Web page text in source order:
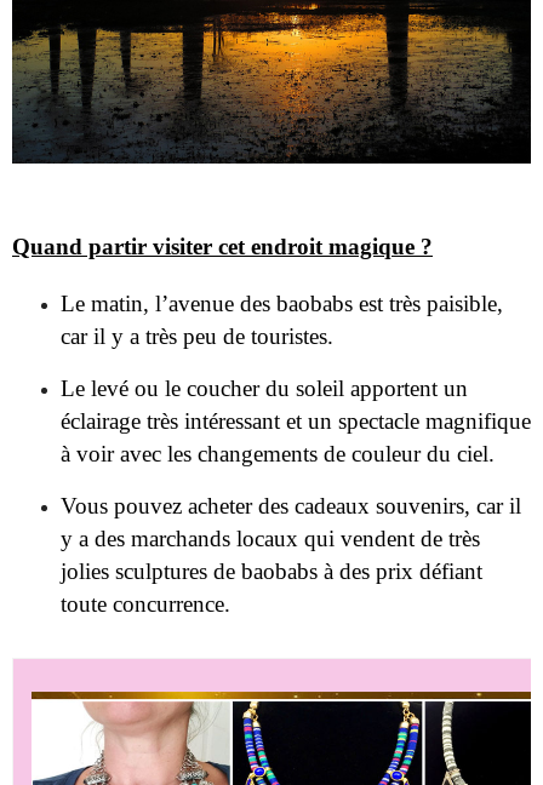
Quand partir visiter cet endroit magique ?
Le matin, l’avenue des baobabs est très paisible,
car il y a très peu de touristes.
Le levé ou le coucher du soleil apportent un
éclairage très intéressant et un spectacle magnifique
à voir avec les changements de couleur du ciel.
Vous pouvez acheter des cadeaux souvenirs, car il
y a des marchands locaux qui vendent de très
jolies sculptures de baobabs à des prix défiant
toute concurrence.